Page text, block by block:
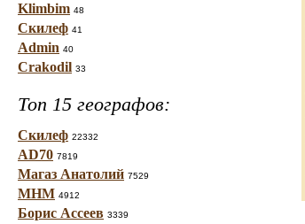
Klimbim 48
Скилеф 41
Admin 40
Crakodil 33
Топ 15 географов:
Скилеф 22332
AD70 7819
Магаз Анатолий 7529
МНМ 4912
Борис Ассеев 3339